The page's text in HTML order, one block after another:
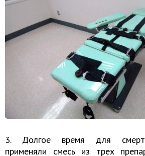
3. Долгое время для
применяли смесь из трех